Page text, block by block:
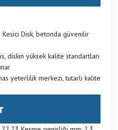
Disk, betonda güvenilir
diskin yüksek kalite standartları
yeterlilik merkezi, tutarlı kalite